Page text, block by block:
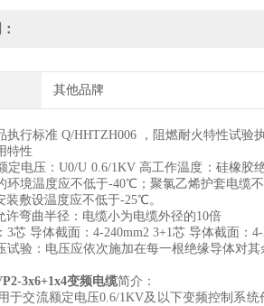
其他品牌
执行标准 Q/HHTZH006 ，阻燃耐火特性试验
特性
电压：U0/U 0.6/1KV 高工作温度：硅橡胶
环境温度应不低于-40℃；聚氯乙烯护套电缆
敷设温度应不低于-25℃。
弯曲半径：电缆小为电缆外径的10倍
3芯 导体截面：4-240mm2 3+1芯 导体截面
：电压应依次施加在每一根绝缘导体对其
3x6+1x4变频电缆简介：
交流额定电压0.6/1KV及以下变频控制系